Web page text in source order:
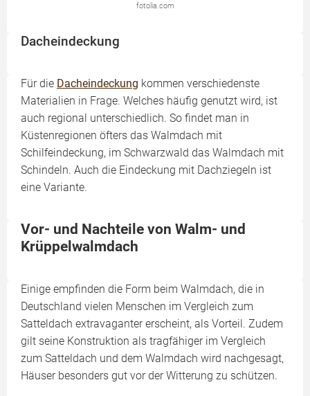
fotolia.com
Dacheindeckung
Für die Dacheindeckung kommen verschiedenste
Materialien in Frage. Welches häufig genutzt wird, ist
auch regional unterschiedlich. So findet man in
Küstenregionen öfters das Walmdach mit
Schilfeindeckung, im Schwarzwald das Walmdach mit
Schindeln. Auch die Eindeckung mit Dachziegeln ist
eine Variante.
Vor- und Nachteile von Walm- und
Krüppelwalmdach
Einige empfinden die Form beim Walmdach, die in
Deutschland vielen Menschen im Vergleich zum
Satteldach extravaganter erscheint, als Vorteil. Zudem
gilt seine Konstruktion als tragfähiger im Vergleich
zum Satteldach und dem Walmdach wird nachgesagt,
Häuser besonders gut vor der Witterung zu schützen.